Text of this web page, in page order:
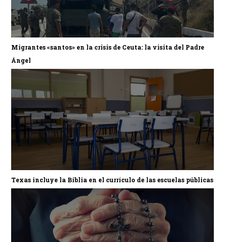
Migrantes «santos» en la crisis de Ceuta: la visita del Padre
Ángel
Texas incluye la Biblia en el currículo de las escuelas públicas